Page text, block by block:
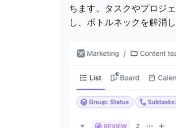
ちます。タスクやプロジ
し、ボトルネックを解消